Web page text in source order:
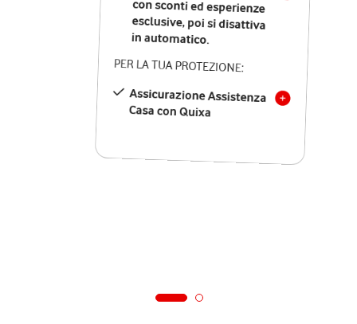
in automatico.
PER LA TUA PROTEZIONE:
Assicurazione Assistenza
Casa con Quixa